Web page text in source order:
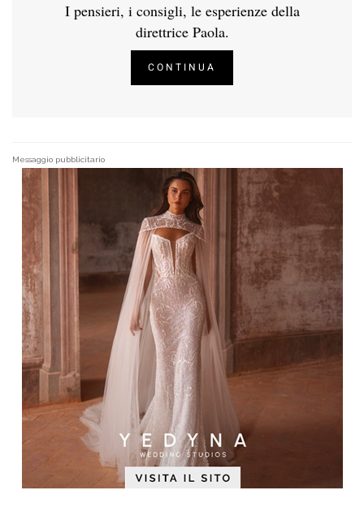
I pensieri, i consigli, le esperienze della
direttrice Paola.
CONTINUA
Messaggio pubblicitario